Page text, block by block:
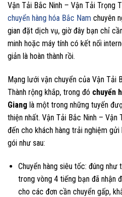
Vận Tải Bắc Ninh – Vận Tải Trọng
chuyển hàng hóa Bắc Nam chuyên
gian đặt dịch vụ, giờ đây bạn chỉ
minh hoặc máy tính có kết nối
giản là hoàn thành rồi.
Mạng lưới vận chuyển của Vận Tải
Thành rộng khắp, trong đó chuyển
Giang là một trong những tuyến
thiện nhất. Vận Tải Bắc Ninh – Vận
đến cho khách hàng trải nghiệm
gói như sau:
Chuyển hàng siêu tốc: đúng như
trong vòng 4 tiếng bạn đã nhận
cho các đơn cần chuyển gấp,